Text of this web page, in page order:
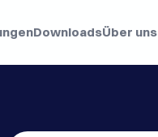
DownloadsÜber uns